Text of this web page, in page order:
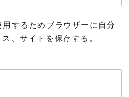
するためブラウザーに自分
、サイトを保存する。